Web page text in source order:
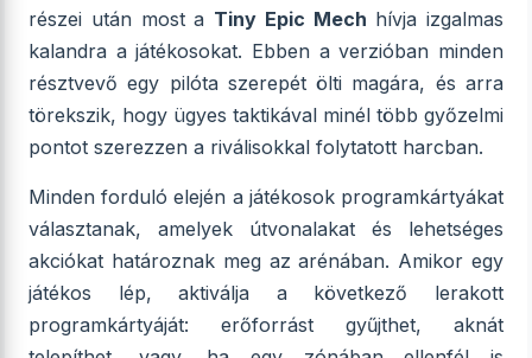
részei után most a Tiny Epic Mech hívja izgalmas
kalandra a játékosokat. Ebben a verzióban minden
résztvevő egy pilóta szerepét ölti magára, és arra
törekszik, hogy ügyes taktikával minél több győzelmi
pontot szerezzen a riválisokkal folytatott harcban.
Minden forduló elején a játékosok programkártyákat
választanak, amelyek útvonalakat és lehetséges
akciókat határoznak meg az arénában. Amikor egy
játékos lép, aktiválja a következő lerakott
programkártyáját: erőforrást gyűjthet, aknát